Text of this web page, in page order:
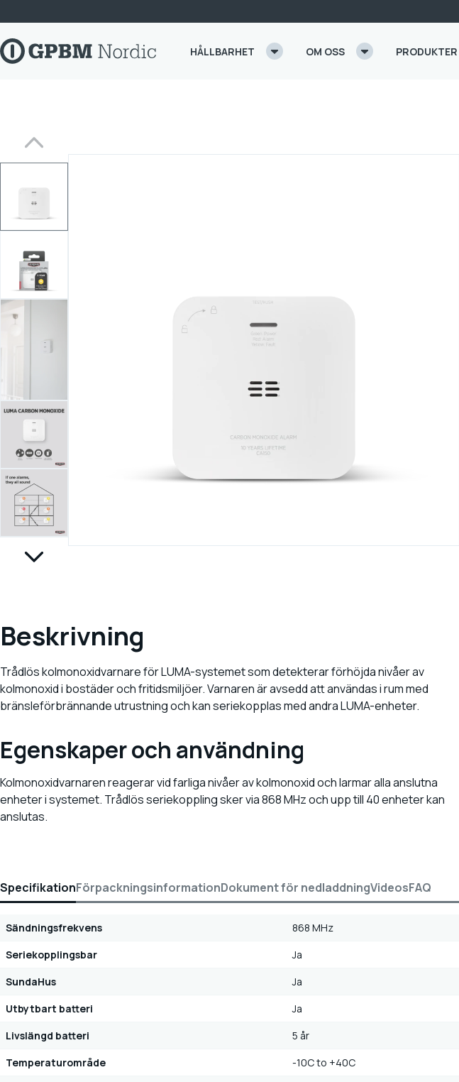
HÅLLBARHET OM OSS PRODUKTER
Beskrivning
Trådlös kolmonoxidvarnare för LUMA-systemet som detekterar förhöjda nivåer av
kolmonoxid i bostäder och fritidsmiljöer. Varnaren är avsedd att användas i rum med
bränsleförbrännande utrustning och kan seriekopplas med andra LUMA-enheter.
Egenskaper och användning
Kolmonoxidvarnaren reagerar vid farliga nivåer av kolmonoxid och larmar alla anslutna
enheter i systemet. Trådlös seriekoppling sker via 868 MHz och upp till 40 enheter kan
anslutas.
SpecifikationFörpackningsinformationDokument för nedladdningVideosFAQ
Sändningsfrekvens
868 MHz
Seriekopplingsbar
Ja
SundaHus
Ja
Utbytbart batteri
Ja
Livslängd batteri
5 år
Temperaturområde
-10C to +40C